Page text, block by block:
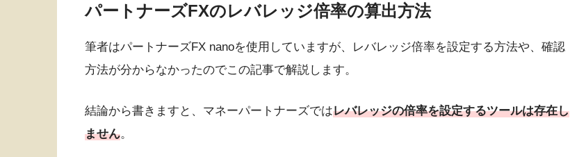
パートナーズFXのレバレッジ倍率の算出方法
筆者はパートナーズFX nanoを使用していますが、レバレッジ倍率を設定する方法や、確認
方法が分からなかったのでこの記事で解説します。
結論から書きますと、マネーパートナーズではレバレッジの倍率を設定するツールは存在し
ません。